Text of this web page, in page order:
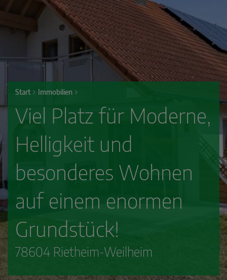
Start Immobilien
Viel Platz für Moderne,
Helligkeit und
besonderes Wohnen
auf einem enormen
Grundstück!
78604 Rietheim-Weilheim